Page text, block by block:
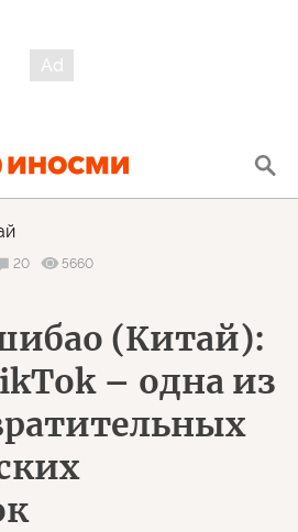
20
5660
(Китай):
– одна из